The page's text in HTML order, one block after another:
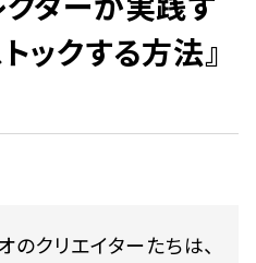
材依頼ックする方法』
クリエイターたちは、